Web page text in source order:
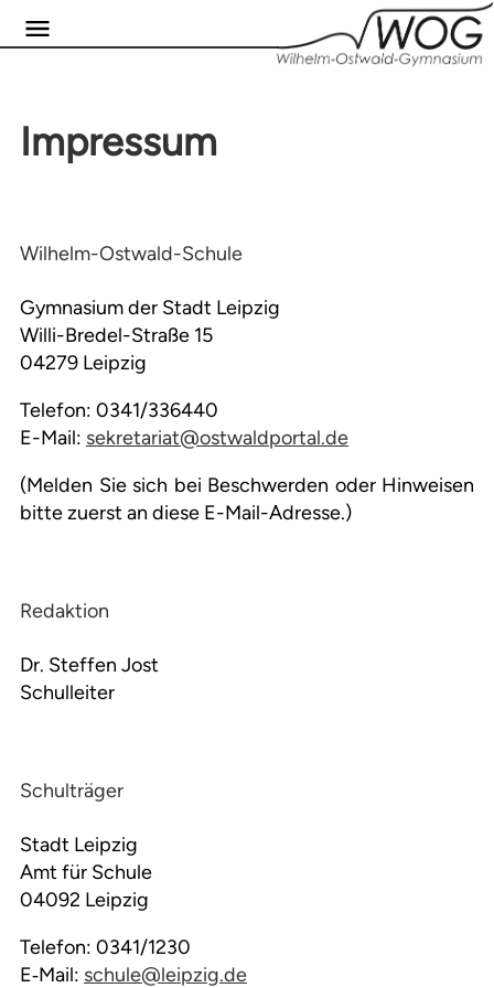
Impressum
Wilhelm-Ostwald-Schule
Gymnasium der Stadt Leipzig
Willi-Bredel-Straße 15
04279 Leipzig
Telefon: 0341/336440
E-Mail: sekretariat@ostwaldportal.de
(Melden Sie sich bei Beschwerden oder Hinweisen
bitte zuerst an diese E-Mail-Adresse.)
Redaktion
Dr. Steffen Jost
Schulleiter
Schulträger
Stadt Leipzig
Amt für Schule
04092 Leipzig
Telefon: 0341/1230
E‑Mail: schule@leipzig.de